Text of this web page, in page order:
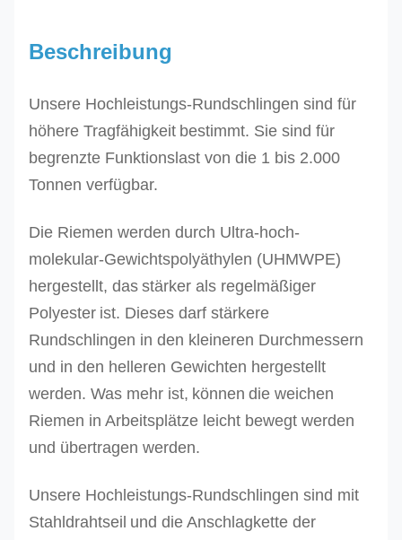
Beschreibung
Unsere Hochleistungs-Rundschlingen sind für
höhere Tragfähigkeit bestimmt. Sie sind für
begrenzte Funktionslast von die 1 bis 2.000
Tonnen verfügbar.
Die Riemen werden durch Ultra-hoch-
molekular-Gewichtspolyäthylen (UHMWPE)
hergestellt, das stärker als regelmäßiger
Polyester ist. Dieses darf stärkere
Rundschlingen in den kleineren Durchmessern
und in den helleren Gewichten hergestellt
werden. Was mehr ist, können die weichen
Riemen in Arbeitsplätze leicht bewegt werden
und übertragen werden.
Unsere Hochleistungs-Rundschlingen sind mit
Stahldrahtseil und die Anschlagkette der